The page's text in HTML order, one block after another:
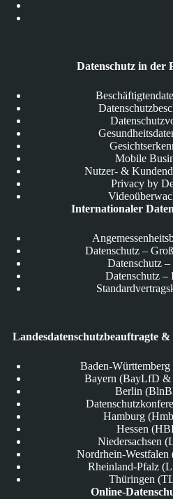
Datenschutz in der
Mobile
Nutzer- &
Privacy by
Internationaler
Datenschutz –
Datenschutz
Datenschutz –
Landesdatenschutzbeauftragte &
Baden-
Bayern (BayLfD
Berlin
Hamburg
Hessen
Niedersachsen
Nordrhein-
Rheinland-Pfalz
Thüringen
Online-